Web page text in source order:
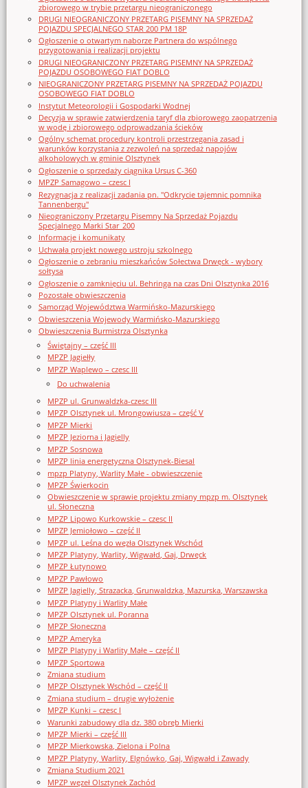
zbiorowego w trybie przetargu nieograniczonego
DRUGI NIEOGRANICZONY PRZETARG PISEMNY NA SPRZEDAŻ
POJAZDU SPECJALNEGO STAR 200 PM 18P
Ogłoszenie o otwartym naborze Partnera do wspólnego
przygotowania i realizacji projektu
DRUGI NIEOGRANICZONY PRZETARG PISEMNY NA SPRZEDAŻ
POJAZDU OSOBOWEGO FIAT DOBLO
NIEOGRANICZONY PRZETARG PISEMNY NA SPRZEDAŻ POJAZDU
OSOBOWEGO FIAT DOBLO
Instytut Meteorologii i Gospodarki Wodnej
Decyzja w sprawie zatwierdzenia taryf dla zbiorowego zaopatrzenia
w wodę i zbiorowego odprowadzania ścieków
Ogólny schemat procedury kontroli przestrzegania zasad i
warunków korzystania z zezwoleń na sprzedaż napojów
alkoholowych w gminie Olsztynek
Ogłoszenie o sprzedaży ciągnika Ursus C-360
MPZP Samagowo – czesc I
Rezygnacja z realizacji zadania pn. "Odkrycie tajemnic pomnika
Tannenbergu"
Nieograniczony Przetargu Pisemny Na Sprzedaż Pojazdu
Specjalnego Marki Star_200
Informacje i komunikaty
Uchwała projekt nowego ustroju szkolnego
Ogłoszenie o zebraniu mieszkańców Sołectwa Drwęck - wybory
sołtysa
Ogłoszenie o zamknięciu ul. Behringa na czas Dni Olsztynka 2016
Pozostałe obwieszczenia
Samorząd Województwa Warmińsko-Mazurskiego
Obwieszczenia Wojewody Warmińsko-Mazurskiego
Obwieszczenia Burmistrza Olsztynka
Świętajny – część III
MPZP Jagiełły
MPZP Waplewo – czesc III
Do uchwalenia
MPZP ul. Grunwaldzka-czesc III
MPZP Olsztynek ul. Mrongowiusza – część V
MPZP Mierki
MPZP Jeziorna i Jagielly
MPZP Sosnowa
MPZP linia energetyczna Olsztynek-Biesal
mpzp Platyny, Warlity Małe - obwieszczenie
MPZP Świerkocin
Obwieszczenie w sprawie projektu zmiany mpzp m. Olsztynek
ul. Słoneczna
MPZP Lipowo Kurkowskie – czesc II
MPZP Jemiołowo – część II
MPZP ul. Leśna do węzła Olsztynek Wschód
MPZP Platyny, Warlity, Wigwałd, Gaj, Drwęck
MPZP Łutynowo
MPZP Pawłowo
MPZP Jagielly, Strazacka, Grunwaldzka, Mazurska, Warszawska
MPZP Platyny i Warlity Małe
MPZP Olsztynek ul. Poranna
MPZP Słoneczna
MPZP Ameryka
MPZP Platyny i Warlity Małe – część II
MPZP Sportowa
Zmiana studium
MPZP Olsztynek Wschód – część II
Zmiana studium – drugie wyłożenie
MPZP Kunki – czesc I
Warunki zabudowy dla dz. 380 obręb Mierki
MPZP Mierki – część III
MPZP Mierkowska, Zielona i Polna
MPZP Platyny, Warlity, Elgnówko, Gaj, Wigwałd i Zawady
Zmiana Studium 2021
MPZP węzeł Olsztynek Zachód